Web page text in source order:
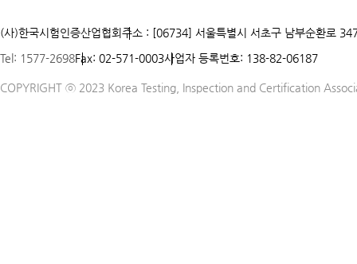
(사)한국시험인증산업협회주소 : [06734] 서울특별시 서초구 남부순환로
Tel: 1577-2698Fax: 02-571-0003사업자 등록번호: 138-82-06187
COPYRIGHT ⓒ 2023 Korea Testing, Inspection and Certification